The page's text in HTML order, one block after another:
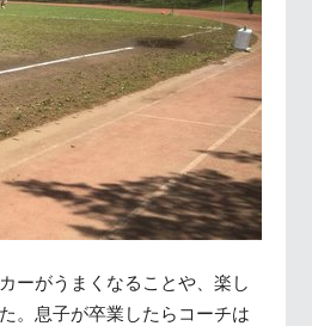
ーがうまくなることや、楽し
。息子が卒業したらコーチは